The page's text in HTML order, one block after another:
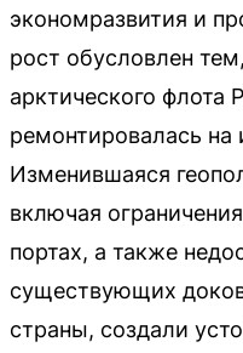
экономразвития и
рост обусловлен
арктического флота
ремонтировалась на
Изменившаяся
включая
портах, а также
существующих
страны, создали